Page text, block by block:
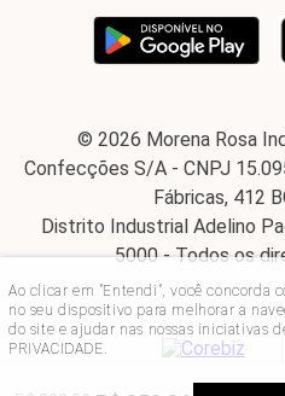
Ao clicar em "Entendi", você concorda
no seu dispositivo para melhorar a
do site e ajudar nas nossas iniciativas
PRIVACIDADE.
© 2026 Morena Rosa
Confecções S/A - CNPJ
Fábricas, 412
Distrito Industrial Adelino
5000 - Todos os